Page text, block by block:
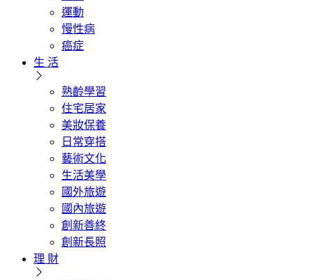
運動
慢性病
癌症
生 活
熟齡學習
住宅居家
美妝保養
日常穿搭
藝術文化
生活美學
國外旅遊
國內旅遊
創新善終
創新長照
理 財